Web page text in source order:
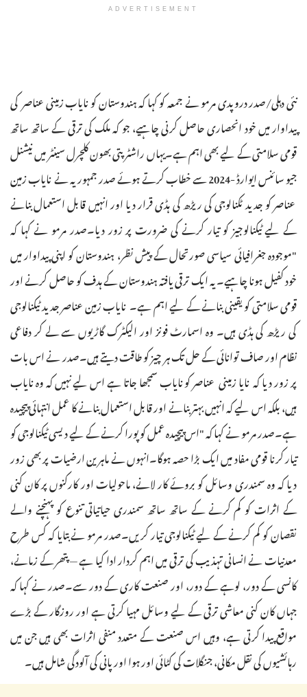
ADVERTISEMENT
نئی دہلی/صدر دروپدی مرمو نے جمعہ کو کہا کہ ہندوستان کو نایاب زمینی عناصر کی
پیداوار میں خود انحصاری حاصل کرنی چاہیے، جو کہ ملک کی ترقی کے ساتھ ساتھ
قومی سلامتی کے لیے بھی اہم ہے۔یہاں راشٹرپتی بھون کلچرل سینٹر میں نیشنل
جیو سائنس ایوارڈ -2024 سے خطاب کرتے ہوئے صدر جمہوریہ نے نایاب زمین
عناصر کو جدید ٹکنالوجی کی ریڑھ کی ہڈی قرار دیا اور انہیں قابل استعمال بنانے
کے لیے ٹیکنالوجیز کو تیار کرنے کی ضرورت پر زور دیا۔صدر مرمو نے کہا کہ
"موجودہ جغرافیائی سیاسی صورتحال کے پیش نظر، ہندوستان کو اپنی پیداوار میں
خود کفیل ہونا چاہیے۔ یہ ایک ترقی یافتہ ہندوستان کے ہدف کو حاصل کرنے اور
قومی سلامتی کو یقینی بنانے کے لیے اہم ہے۔ نایاب زمین عناصر جدید ٹیکنالوجی
کی ریڑھ کی ہڈی ہیں۔ وہ اسمارٹ فونز اور الیکٹرک گاڑیوں سے لے کر دفاعی
نظام اور صاف توانائی کے حل تک ہر چیز کو طاقت دیتے ہیں۔صدر نے اس بات
پر زور دیا کہ نایا زمینی عناصر کو نایاب سمجھا جاتا ہے اس لیے نہیں کہ وہ نایاب
ہیں، بلکہ اس لیے کہ انہیں بہتر بنانے اور قابل استعمال بنانے کا عمل انتہائی پیچیدہ
ہے۔صدر مرمو نے کہا کہ "اس پیچیدہ عمل کو پورا کرنے کے لیے دیسی ٹیکنالوجی کو
تیار کرنا قومی مفاد میں ایک بڑا حصہ ہوگا۔انہوں نے ماہرین ارضیات پر بھی زور
دیا کہ وہ سمندری وسائل کو بروئے کار لانے، ماحولیات اور کارکنوں پر کان کنی
کے اثرات کو کم کرنے کے ساتھ ساتھ سمندری حیاتیاتی تنوع کو پہنچنے والے
نقصان کو کم کرنے کے لیے ٹیکنالوجی تیار کریں۔صدر مرمو نے بتایا کہ کس طرح
معدنیات نے انسانی تہذیب کی ترقی میں اہم کردار ادا کیا ہے — پتھر کے زمانے،
کانسی کے دور، لوہے کے دور، اور صنعت کاری کے دور سے۔صدر نے کہا کہ
جہاں کان کنی معاشی ترقی کے لیے وسائل مہیا کرتی ہے اور روزگار کے بڑے
مواقع پیدا کرتی ہے، وہیں اس صنعت کے متعدد منفی اثرات بھی ہیں جن میں
رہائشیوں کی نقل مکانی، جنگلات کی کٹائی اور ہوا اور پانی کی آلودگی شامل ہیں۔